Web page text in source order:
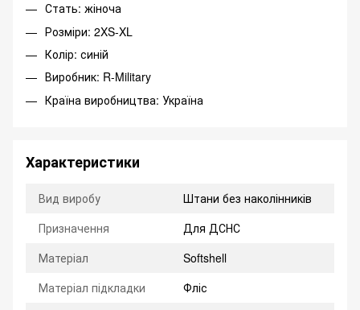
Стать: жіноча
Розміри: 2XS-XL
Колір: синій
Виробник: R-Military
Країна виробництва: Україна
Характеристики
Вид виробу
Штани без наколінників
Призначення
Для ДСНС
Матеріал
Softshell
Матеріал підкладки
Фліс